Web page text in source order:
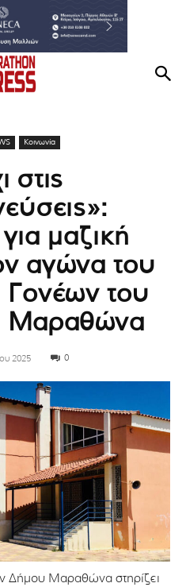
Κοινωνία
στις
μαζική
αγώνα του
του
Μαραθώνα
2025 0
Μαραθώνα στηρίζει